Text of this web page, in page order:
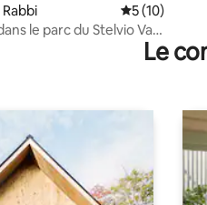
Note
5 (10)
le parc du Stelvio Val
Le